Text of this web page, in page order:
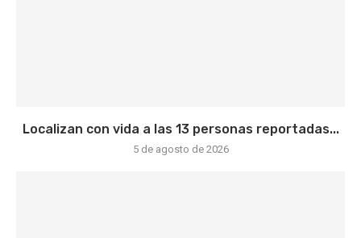
Localizan con vida a las 13 personas reportadas...
5 de agosto de 2026